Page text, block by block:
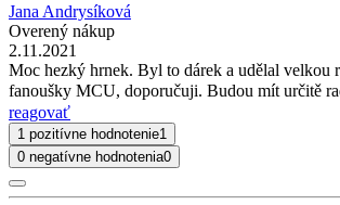
Jana Andrysíková
Overený nákup
2.11.2021
Moc hezký hrnek. Byl to dárek a udělal velkou
fanoušky MCU, doporučuji. Budou mít určitě
reagovať
1 pozitívne hodnotenie1
0 negatívne hodnotenia0